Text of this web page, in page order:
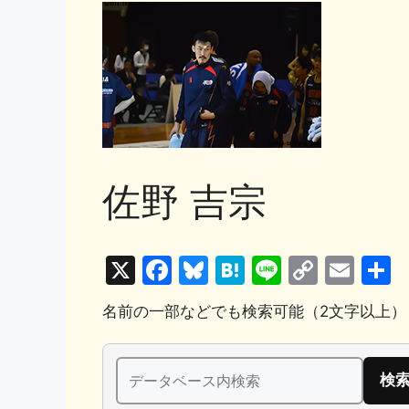
佐野 吉宗
X
F
a
c
e
b
Bl
u
e
s
k
H
at
e
n
a
Li
n
e
C
o
p
y
E
m
ai
l
名前の一部などでも検索可能（2文字以上）
検
索: